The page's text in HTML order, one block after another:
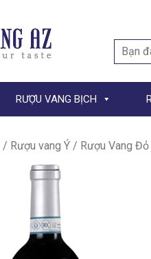
Search
for:
RƯỢU VANG BỊCH
/ Rượu vang Ý / Rượu Vang Đỏ